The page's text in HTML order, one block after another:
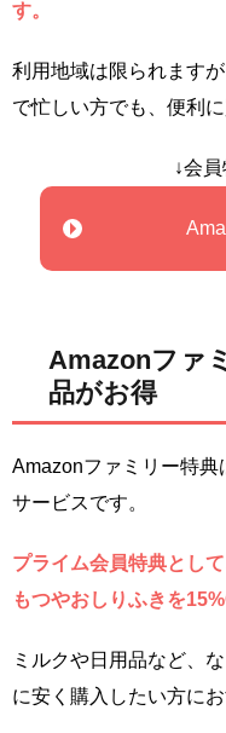
す。
利用地域は限られます
で忙しい方でも、便利
↓会
Amazonファ
品がお得
Amazonファミリー特典
サービスです。
プライム会員特典とし
もつやおしりふきを
ミルクや日用品など、
に安く購入したい方にお